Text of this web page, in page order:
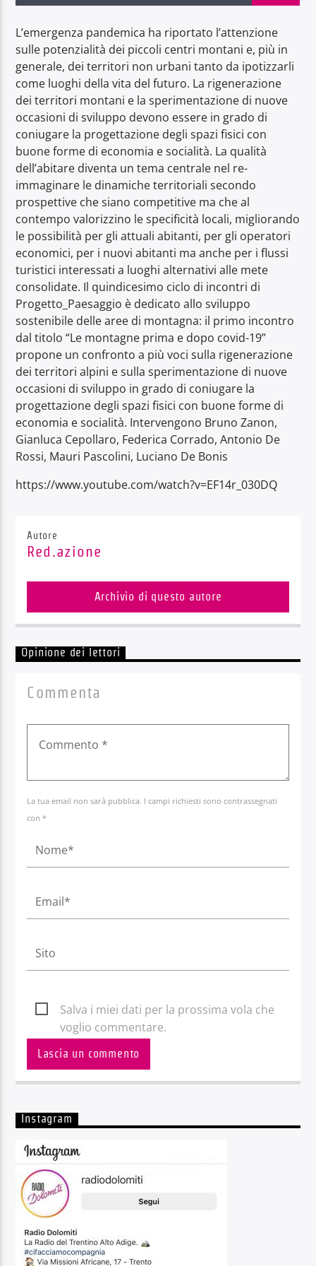
Radio Dolomiti
L’emergenza pandemica ha riportato l’attenzione
sulle potenzialità dei piccoli centri montani e, più in
generale, dei territori non urbani tanto da ipotizzarli
come luoghi della vita del futuro. La rigenerazione
dei territori montani e la sperimentazione di nuove
occasioni di sviluppo devono essere in grado di
coniugare la progettazione degli spazi fisici con
buone forme di economia e socialità. La qualità
dell’abitare diventa un tema centrale nel re-
immaginare le dinamiche territoriali secondo
prospettive che siano competitive ma che al
contempo valorizzino le specificità locali, migliorando
le possibilità per gli attuali abitanti, per gli operatori
economici, per i nuovi abitanti ma anche per i flussi
turistici interessati a luoghi alternativi alle mete
consolidate. Il quindicesimo ciclo di incontri di
Progetto_Paesaggio è dedicato allo sviluppo
sostenibile delle aree di montagna: il primo incontro
dal titolo “Le montagne prima e dopo covid-19”
propone un confronto a più voci sulla rigenerazione
dei territori alpini e sulla sperimentazione di nuove
occasioni di sviluppo in grado di coniugare la
progettazione degli spazi fisici con buone forme di
economia e socialità. Intervengono Bruno Zanon,
Gianluca Cepollaro, Federica Corrado, Antonio De
Rossi, Mauri Pascolini, Luciano De Bonis
https://www.youtube.com/watch?v=EF14r_030DQ
Autore
Red.azione
Archivio di questo autore
Opinione dei lettori
Commenta
La tua email non sarà pubblica. I campi richiesti sono contrassegnati
con *
Salva i miei dati per la prossima vola che
voglio commentare.
Instagram